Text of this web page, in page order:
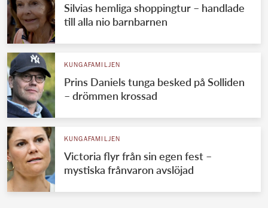
Silvias hemliga shoppingtur – handlade
till alla nio barnbarnen
KUNGAFAMILJEN
Prins Daniels tunga besked på Solliden
– drömmen krossad
KUNGAFAMILJEN
Victoria flyr från sin egen fest –
mystiska frånvaron avslöjad